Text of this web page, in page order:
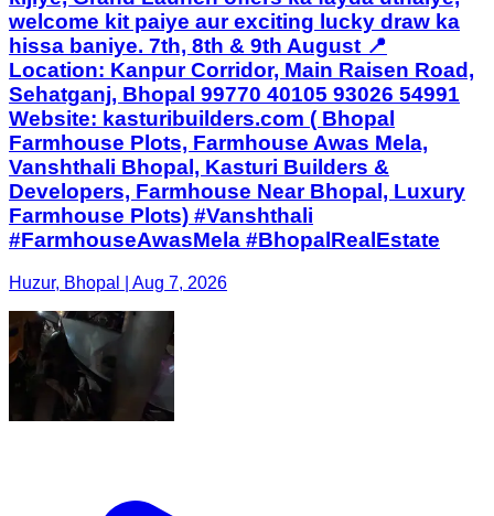
welcome kit paiye aur exciting lucky draw ka
hissa baniye. 7th, 8th & 9th August 📍
Location: Kanpur Corridor, Main Raisen Road,
Sehatganj, Bhopal 99770 40105 93026 54991
Website: kasturibuilders.com ( Bhopal
Farmhouse Plots, Farmhouse Awas Mela,
Vanshthali Bhopal, Kasturi Builders &
Developers, Farmhouse Near Bhopal, Luxury
Farmhouse Plots) #Vanshthali
#FarmhouseAwasMela #BhopalRealEstate
Huzur, Bhopal | Aug 7, 2026